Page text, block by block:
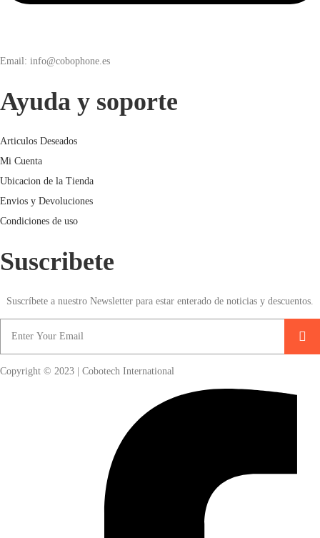
Email: info@cobophone.es
Ayuda y soporte
Articulos Deseados
Mi Cuenta
Ubicacion de la Tienda
Envios y Devoluciones
Condiciones de uso
Suscribete
Suscríbete a nuestro Newsletter para estar enterado de noticias y descuentos.
Copyright © 2023 | Cobotech International